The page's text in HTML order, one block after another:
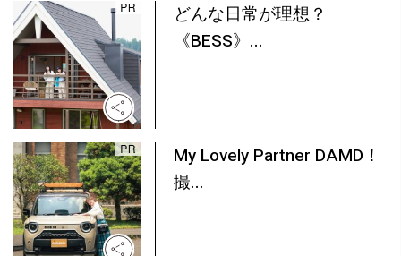
どんな日常が理想？
《BESS》...
My Lovely Partner DAMD！
撮...